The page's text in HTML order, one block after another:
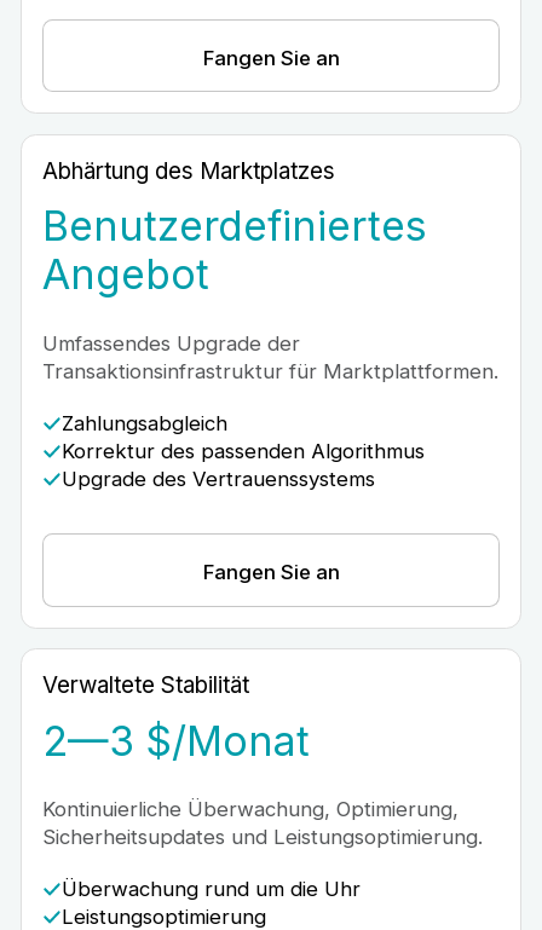
Fangen Sie an
Abhärtung des Marktplatzes
Benutzerdefiniertes
Angebot
Umfassendes Upgrade der
Transaktionsinfrastruktur für Marktplattformen.
Zahlungsabgleich
Korrektur des passenden Algorithmus
Upgrade des Vertrauenssystems
Fangen Sie an
Verwaltete Stabilität
2—3 $/Monat
Kontinuierliche Überwachung, Optimierung,
Sicherheitsupdates und Leistungsoptimierung.
Überwachung rund um die Uhr
Leistungsoptimierung